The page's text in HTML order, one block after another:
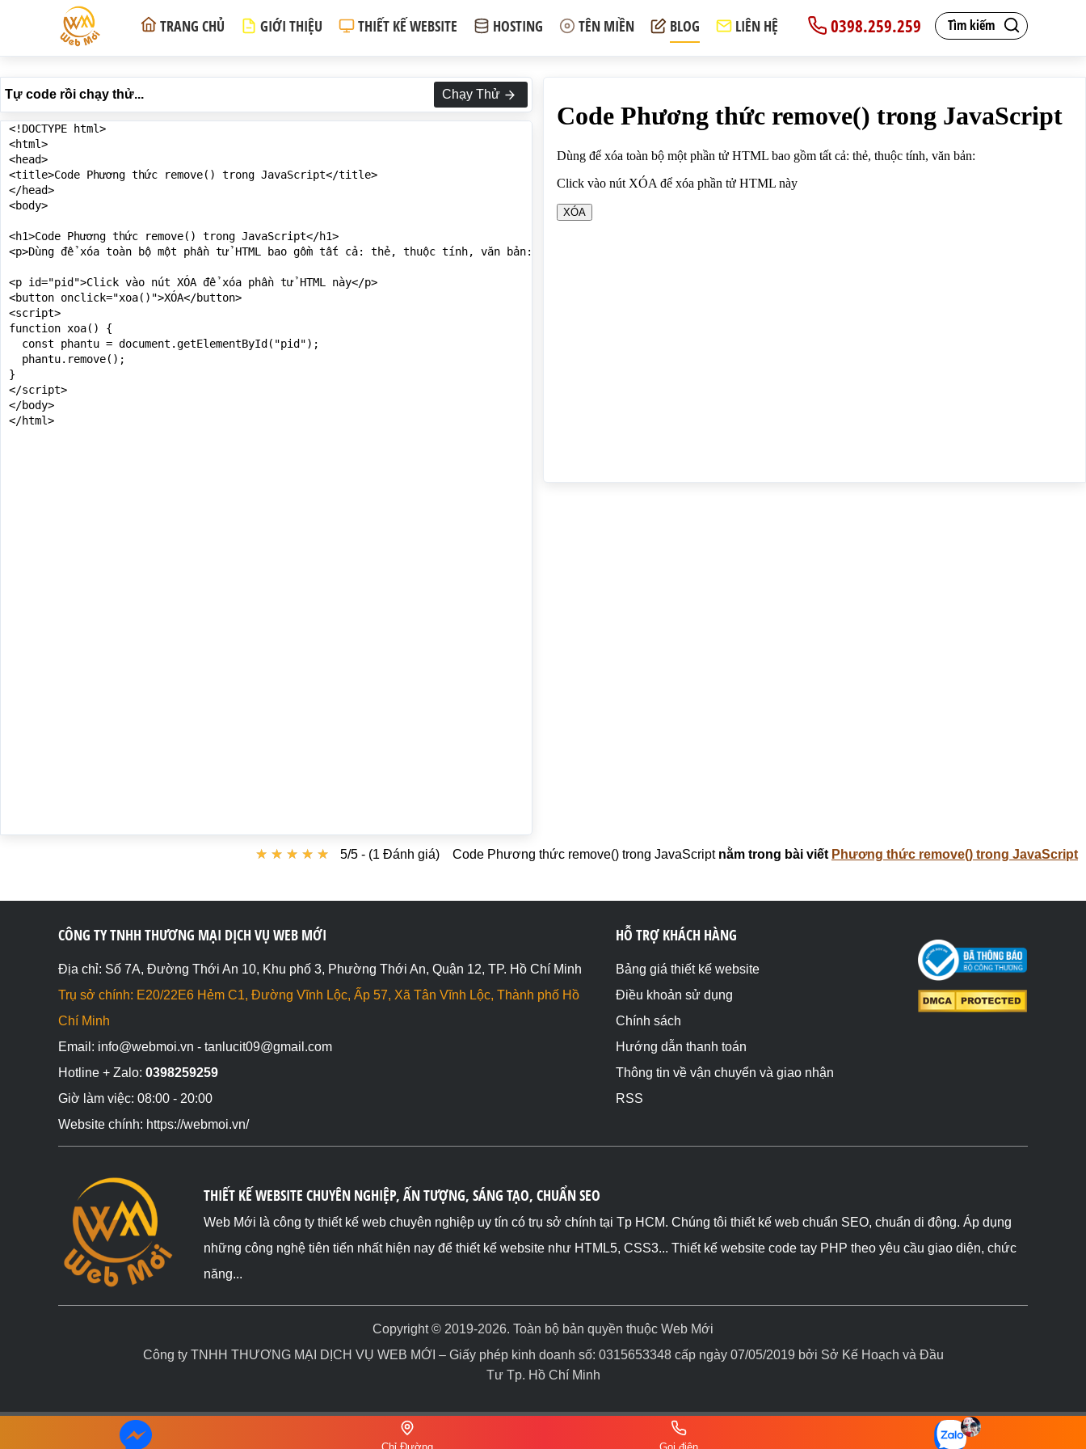
Tìm kiếm
0398.259.259
TRANG CHỦ GIỚI THIỆU THIẾT KẾ WEBSITE HOSTING TÊN MIỀN BLOG LIÊN HỆ
Tự code rồi chạy thử... Chạy Thử
<!DOCTYPE html>
<html>
<head>
<title>Code Phương thức remove() trong JavaScript</title>
</head>
<body>
<h1>Code Phương thức remove() trong JavaScript</h1>
<p>Dùng để xóa toàn bộ một phần tử HTML bao gồm tất cả: thẻ, thuộc tính, văn bản:</p>
<p id="pid">Click vào nút XÓA để xóa phần tử HTML này</p>
<button onclick="xoa()">XÓA</button>
<script>
function xoa() {
  const phantu = document.getElementById("pid");
  phantu.remove();
}
</script>
</body>
</html>
Code Phương thức remove() trong JavaScript nằm trong bài viết Phương thức remove() trong JavaScript
★ ★ ★ ★ ★
★ ★ ★ ★ ★ 5/5 - (1 Đánh giá)
CÔNG TY TNHH THƯƠNG MẠI DỊCH VỤ WEB MỚI
Địa chỉ: Số 7A, Đường Thới An 10, Khu phố 3, Phường Thới An, Quận 12, TP. Hồ Chí Minh
Trụ sở chính: E20/22E6 Hẻm C1, Đường Vĩnh Lộc, Ấp 57, Xã Tân Vĩnh Lộc, Thành phố Hồ
Chí Minh
Email: info@webmoi.vn - tanlucit09@gmail.com
Hotline + Zalo: 0398259259
Giờ làm việc: 08:00 - 20:00
Website chính: https://webmoi.vn/
HỖ TRỢ KHÁCH HÀNG
Bảng giá thiết kế website
Điều khoản sử dụng
Chính sách
Hướng dẫn thanh toán
Thông tin về vận chuyển và giao nhận
RSS
THIẾT KẾ WEBSITE CHUYÊN NGHIỆP, ẤN TƯỢNG, SÁNG TẠO, CHUẨN SEO
Web Mới là công ty thiết kế web chuyên nghiệp uy tín có trụ sở chính tại Tp HCM. Chúng tôi thiết kế web chuẩn SEO, chuẩn di động. Áp dụng
những công nghệ tiên tiến nhất hiện nay để thiết kế website như HTML5, CSS3... Thiết kế website code tay PHP theo yêu cầu giao diện, chức
năng...
Copyright © 2019-2026. Toàn bộ bản quyền thuộc Web Mới
Công ty TNHH THƯƠNG MẠI DỊCH VỤ WEB MỚI – Giấy phép kinh doanh số: 0315653348 cấp ngày 07/05/2019 bởi Sở Kế Hoạch và Đầu
Tư Tp. Hồ Chí Minh